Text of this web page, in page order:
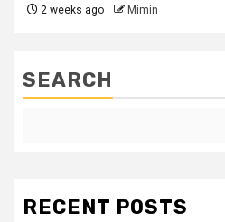
2 weeks ago Mimin
SEARCH
RECENT POSTS